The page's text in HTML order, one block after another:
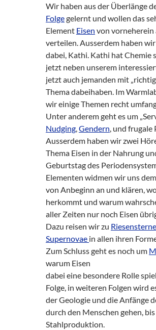
Wir haben aus der Überlänge
Folgegelernt und wollen das
Element Eisen von vorneherein
verteilen. Ausserdem haben
dabei, Kathi. Kathi hat Chemie
jetzt neben unserem
jetzt auch jemanden mit
Thema dabeihaben. Im
wir einige Themen recht
Unter anderem geht es um
Nudging,Gendern, und frugale
Ausserdem haben wir zwei
Thema Eisen in der Nahrung
Geburtstag des
Elementen widmen wir uns
von Anbeginn an und klären,
herkommt und warum
aller Zeiten nur noch Eisen
Dazu reisen wir zu
Supernovae in allen ihren
Zum Schluss geht es noch um
warum Eisen
dabei eine besondere Rolle
Folge, in weiteren Folgen wird
der Geologie und die Anfänge
durch den Menschen gehen,
Stahlproduktion.